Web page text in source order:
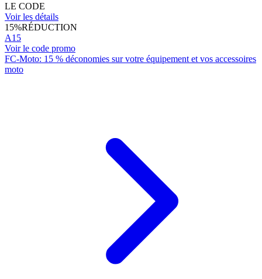
LE CODE
Voir les détails
15%RÉDUCTION
A15
Voir le code promo
FC-Moto: 15 % déconomies sur votre équipement et vos accessoires
moto